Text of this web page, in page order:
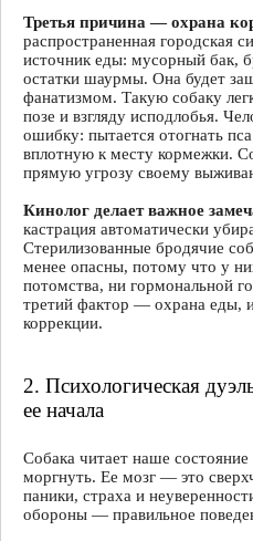
Третья причина — охрана
распространенная городская
источник еды: мусорный бак,
остатки шаурмы. Она будет
фанатизмом. Такую собаку
позе и взгляду исподлобья.
ошибку: пытается отогнать
вплотную к месту кормежки.
прямую угрозу своему
Кинолог делает важное
кастрация автоматически
Стерилизованные бродячие
менее опасны, потому что у
потомства, ни гормональной
третий фактор — охрана еды,
коррекции.
2. Психологическая
ее начала
Cобака читает наше
моргнуть. Ее мозг — это
паники, страха и
обороны — правильное